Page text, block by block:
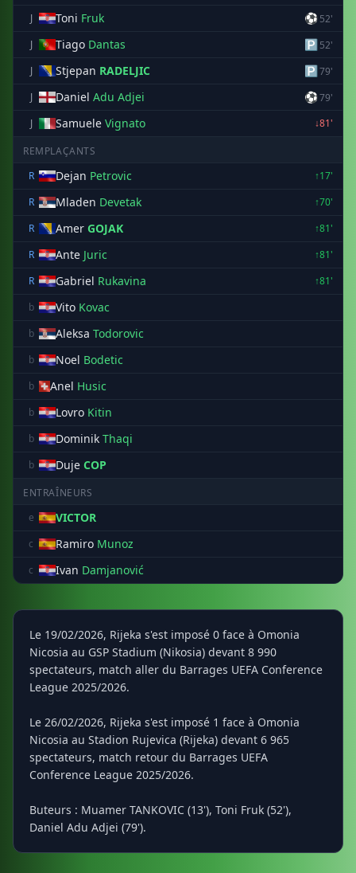
J
Toni Fruk ⚽ 52'
J
Tiago Dantas 🅿52'
J
Stjepan RADELJIC 🅿79'
J
Daniel Adu Adjei ⚽79'
J
Samuele Vignato ↓81'
REMPLAÇANTS
R
Dejan Petrovic
↑17'
R
Mladen Devetak
↑70'
R
Amer GOJAK
↑81'
R
Ante Juric
↑81'
R
Gabriel Rukavina
↑81'
b
Vito Kovac
b Aleksa Todorovic
b Noel Bodetic
b Anel Husic
b Lovro Kitin
b Dominik Thaqi
b Duje COP
ENTRAÎNEURS
e
VICTOR
c Ramiro Munoz
c Ivan Damjanović
Le 19/02/2026, Rijeka s'est imposé 0 face à Omonia
Nicosia au GSP Stadium (Nikosia) devant 8 990
spectateurs, match aller du Barrages UEFA Conference
League 2025/2026.
Le 26/02/2026, Rijeka s'est imposé 1 face à Omonia
Nicosia au Stadion Rujevica (Rijeka) devant 6 965
spectateurs, match retour du Barrages UEFA
Conference League 2025/2026.
Buteurs : Muamer TANKOVIC (13'), Toni Fruk (52'),
Daniel Adu Adjei (79').